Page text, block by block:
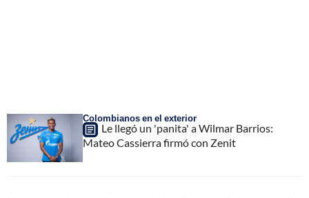
Colombianos en el exterior
Le llegó un 'panita' a Wilmar Barrios:
Mateo Cassierra firmó con Zenit